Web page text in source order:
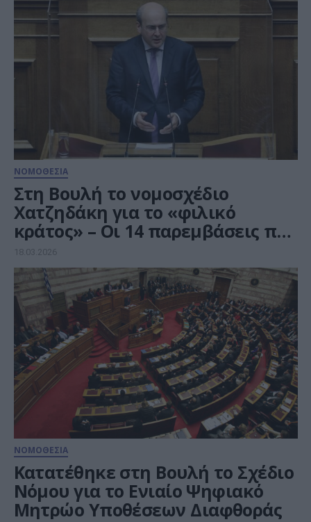
ΝΟΜΟΘΕΣΙΑ
Στη Βουλή το νομοσχέδιο
Χατζηδάκη για το «φιλικό
κράτος» – Οι 14 παρεμβάσεις που
χτυπούν τη γραφειοκρατία
18.03.2026
ΝΟΜΟΘΕΣΙΑ
Κατατέθηκε στη Βουλή το Σχέδιο
Νόμου για το Ενιαίο Ψηφιακό
Μητρώο Υποθέσεων Διαφθοράς